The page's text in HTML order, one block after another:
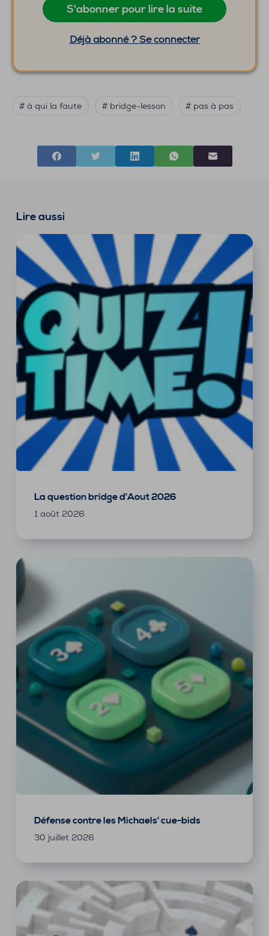
S'abonner pour lire la suite
Déjà abonné ? Se connecter
# à qui la faute # bridge-lesson # pas à pas
Lire aussi
La question bridge d’Aout 2026
1 août 2026
Défense contre les Michaels’ cue-bids
30 juillet 2026